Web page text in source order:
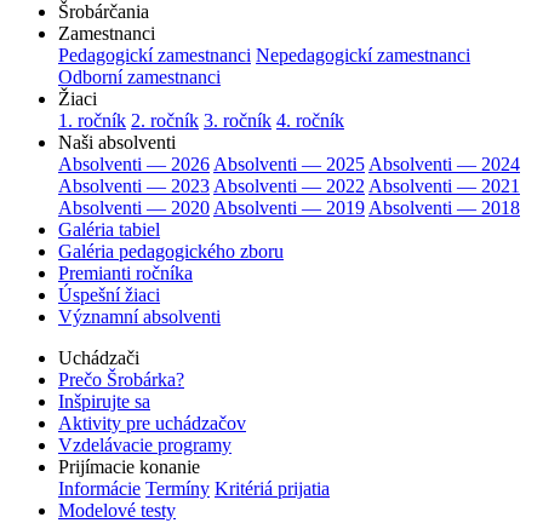
Šrobárčania
Zamestnanci
Pedagogickí zamestnanci Nepedagogickí zamestnanci
Odborní zamestnanci
Žiaci
1. ročník 2. ročník 3. ročník 4. ročník
Naši absolventi
Absolventi — 2026 Absolventi — 2025 Absolventi — 2024
Absolventi — 2023 Absolventi — 2022 Absolventi — 2021
Absolventi — 2020 Absolventi — 2019 Absolventi — 2018
Galéria tabiel
Galéria pedagogického zboru
Premianti ročníka
Úspešní žiaci
Významní absolventi
Uchádzači
Prečo Šrobárka?
Inšpirujte sa
Aktivity pre uchádzačov
Vzdelávacie programy
Prijímacie konanie
Informácie Termíny Kritériá prijatia
Modelové testy